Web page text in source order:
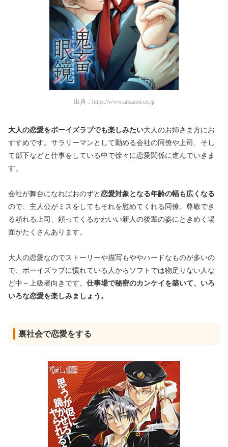
出典： https://www.amazon.co.jp
大人の恋愛をボーイズラブでも楽しみたい大人のお姉さま方にお
すすめです。サラリーマンとして勤める会社の同僚や上司、そし
て部下などと仕事をしている中で徐々に恋愛関係に進んでいきま
す。
会社が舞台になればおのずと 恋愛対象となる年齢の幅も広くなる
ので、主人公がミスをしてもそれを慰めてくれる同僚、尊敬でき
る頼れる上司、頼ってくるかわいい新人の後輩の姿にときめく場
面がたくさんあります。
大人の恋愛なのでストーリーや描写もややハードなものが多いの
で、ボーイズラブに慣れている人からソフトでは物足りない人な
ど中～上級者向きです。 仕事場で秘密のカンケイを築いて、いろ
いろな恋愛を楽しみましょう。
裏社会で恋愛をする